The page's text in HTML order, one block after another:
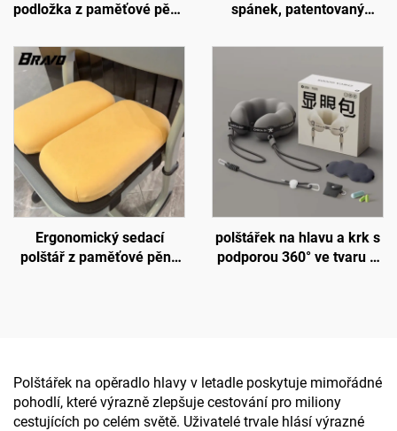
podložka z paměťové pěny
polštářková podložka do
kanceláře a auta,
podložka B2
spánek, patentovaný
design pro spáče na boku,
paměťové pěny, polštář H8
Ergonomický sedací
polštář z paměťové pěny
polštářek na hlavu a krk s
podporou 360° ve tvaru U
Polštářek na opěradlo hlavy v letadle poskytuje mimořádné
pohodlí, které výrazně zlepšuje cestování pro miliony
cestujících po celém světě. Uživatelé trvale hlásí výrazné